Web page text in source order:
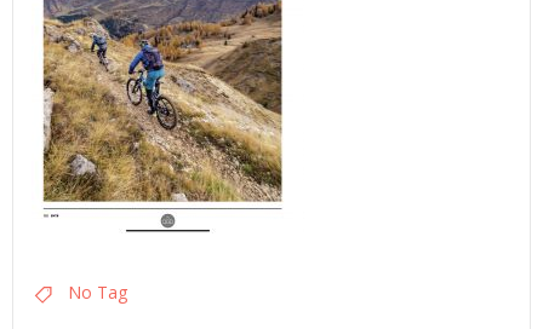
No Tag